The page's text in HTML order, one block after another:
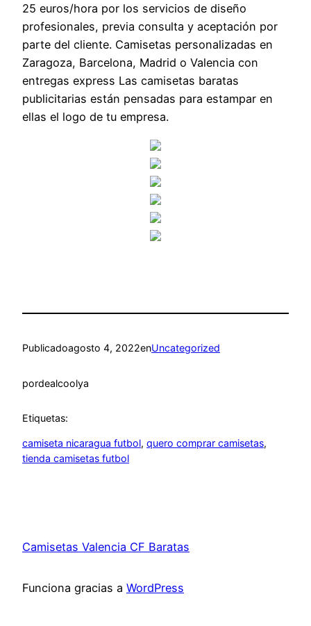
25 euros/hora por los servicios de diseño
profesionales, previa consulta y aceptación por
parte del cliente. Camisetas personalizadas en
Zaragoza, Barcelona, Madrid o Valencia con
entregas express Las camisetas baratas
publicitarias están pensadas para estampar en
ellas el logo de tu empresa.
Publicadoagosto 4, 2022enUncategorized
pordealcoolya
Etiquetas:
camiseta nicaragua futbol, quero comprar camisetas
tienda camisetas futbol
Camisetas Valencia CF Baratas
Funciona gracias a WordPress